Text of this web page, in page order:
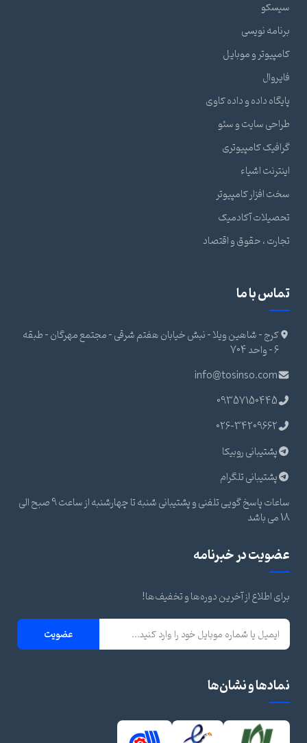
سیسکو
برنامه نویسی
کامپیوتر و موبایل
فایروال
پایگاه داده و داده کاوی
طراحی سایت و سئو
گرافیک کامپیوتری
اینترنت اشیاء
سخت افزار کامپیوتر
تحصیلات آکادمیک
تجارت ، حقوق و اقتصاد
تماس با ما
کرج - شاهین ویلا - نبش خیابان هفتم شرقی - مجتمع مهرگان - طبقه
6 - واحد 704
info@tosinso.com
09357150445
026-34209662
پشتیبانی روبیکا
پشتیبانی تلگرام
ساعات پاسخ گویی تلفنی و پشتیبانی شنبه تا چهارشنبه از ساعت 9 صبح الی
18 می باشد
عضویت در خبرنامه
برای اطلاع از آخرین دوره‌ها و تخفیف‌ها!
عضویت
نمادها و نشان‌ها